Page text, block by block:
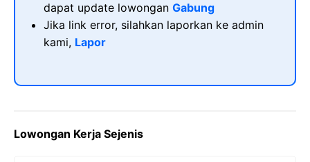
dapat update lowongan Gabung
Jika link error, silahkan laporkan ke admin
kami, Lapor
Lowongan Kerja Sejenis